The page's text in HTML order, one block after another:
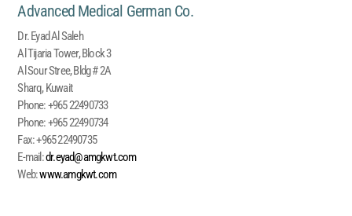
Advanced Medical German Co.
Dr. Eyad Al Saleh
Al Tijaria Tower, Block 3
Al Sour Stree, Bldg # 2A
Sharq, Kuwait
Phone:+965 22490733
Phone:+965 22490734
Fax:+965 22490735
E-mail:dr.eyad@amgkwt.com
Web:www.amgkwt.com